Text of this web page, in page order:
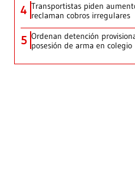
4 Transportistas piden
reclaman cobros irregulares
5 Ordenan detención
posesión de arma en colegio